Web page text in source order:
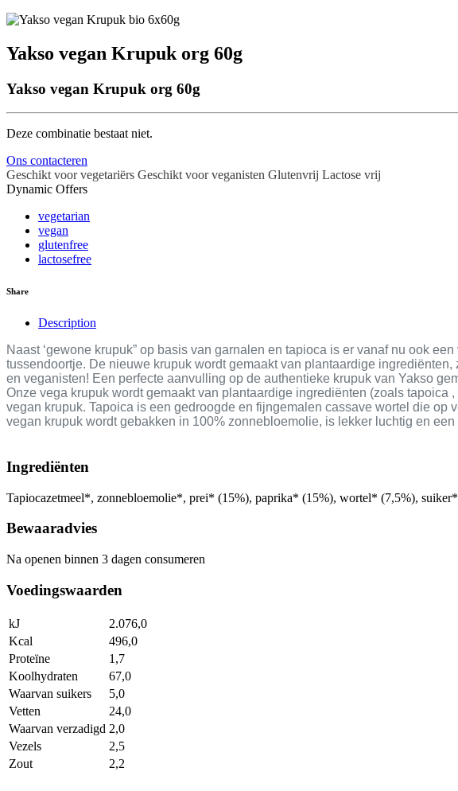
Yakso vegan Krupuk org 60g
Yakso vegan Krupuk org 60g
Deze combinatie bestaat niet.
Ons contacteren
Geschikt voor vegetariërs Geschikt voor veganisten Glutenvrij Lactose vrij
Dynamic Offers
vegetarian
vegan
glutenfree
lactosefree
Share
Description
Naast ‘gewone krupuk” op basis van garnalen en tapioca is er vanaf nu ook
tussendoortje. De nieuwe krupuk wordt gemaakt van plantaardige
en veganisten! Een perfecte aanvulling op de authentieke krupuk van Yakso
Onze vega krupuk wordt gemaakt van plantaardige ingrediënten (zoals
vegan krupuk. Tapoica is een gedroogde en fijngemalen cassave wortel die
vegan krupuk wordt gebakken in 100% zonnebloemolie, is lekker luchtig en
Ingrediënten
Tapiocazetmeel*, zonnebloemolie*, prei* (15%), paprika* (15%), wortel* (7,5%),
Bewaaradvies
Na openen binnen 3 dagen consumeren
Voedingswaarden
kJ
2.076,0
Kcal
496,0
Proteïne
1,7
Koolhydraten
67,0
Waarvan suikers
5,0
Vetten
24,0
Waarvan verzadigd 2,0
Vezels
2,5
Zout
2,2